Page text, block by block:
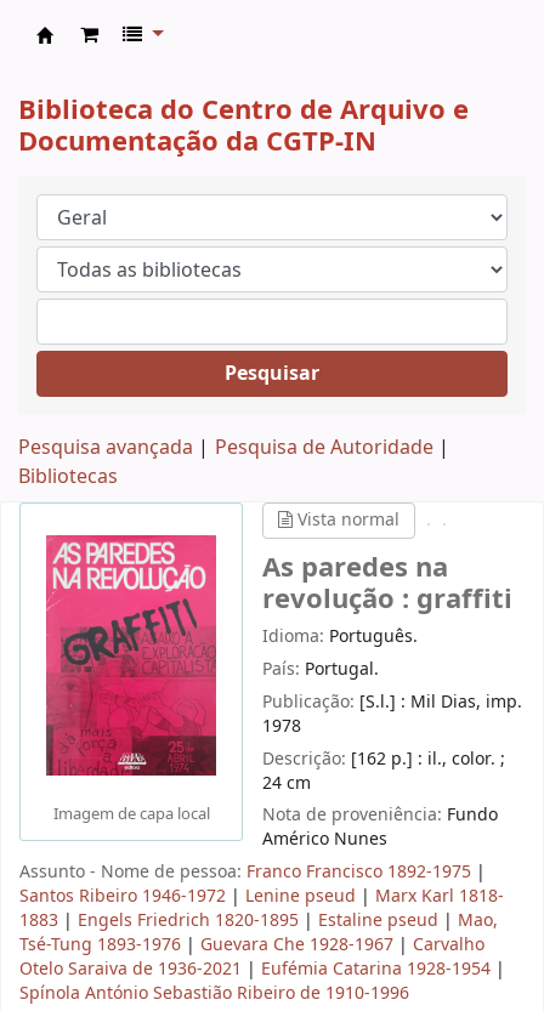
Biblioteca do Centro de Arquivo e
Documentação da CGTP-IN
Pesquisar
Pesquisa avançada
Pesquisa de Autoridade
Bibliotecas
Imagem de capa local
Vista normal
As paredes na
revolução : graffiti
Idioma: Português.
País: Portugal.
Publicação: [S.l.] : Mil Dias, imp.
1978
Descrição: [162 p.] : il., color. ;
24 cm
Nota de proveniência: Fundo
Américo Nunes
Assunto - Nome de pessoa: Franco Francisco 1892-1975 |
Santos Ribeiro 1946-1972 | Lenine pseud | Marx Karl 1818-
1883 | Engels Friedrich 1820-1895 | Estaline pseud | Mao,
Tsé-Tung 1893-1976 | Guevara Che 1928-1967 | Carvalho
Otelo Saraiva de 1936-2021 | Eufémia Catarina 1928-1954 |
Spínola António Sebastião Ribeiro de 1910-1996